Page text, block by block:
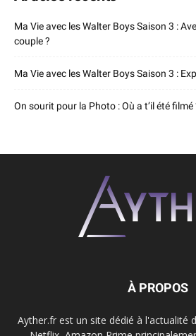
Ma Vie avec les Walter Boys Saison 3 :
couple ?
Ma Vie avec les Walter Boys Saison 3 :
On sourit pour la Photo : Où a t’il été
À PROPOS
Ayther.fr est un site dédié à l'actualité